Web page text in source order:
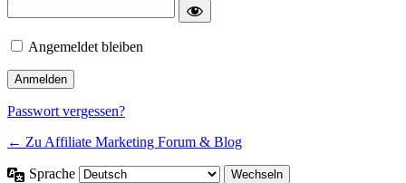
Angemeldet bleiben
Passwort vergessen?
← Zu Affiliate Marketing Forum & Blog
Sprache